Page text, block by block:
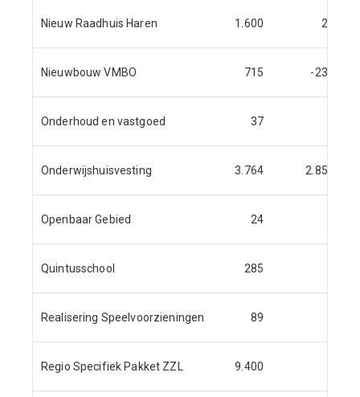
Nieuw Raadhuis Haren 1.600 21
Nieuwbouw VMBO 715 -238
Onderhoud en vastgoed 37
Onderwijshuisvesting 3.764 2.856
Openbaar Gebied 24
Quintusschool 285
Realisering Speelvoorzieningen 89
Regio Specifiek Pakket ZZL 9.400